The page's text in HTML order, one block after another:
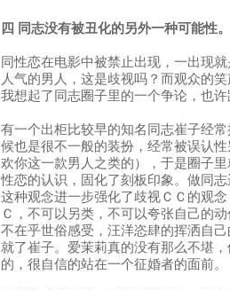
四 同志没有被丑化的另外一种可能性。
同性恋在电影中被禁止出现，一出现
人气的男人，这是歧视吗？而观众的
我想起了同志圈子里的一个争论，也
有一个出柜比较早的知名同志崔子经
候也是很不一般的装扮，经常被误认
欢你这一款男人之类的），于是圈子
性恋的认识，固化了刻板印象。做同
这种观念进一步强化了歧视ＣＣ的观
Ｃ，不可以另类，不可以夸张自己的
不在乎世俗感受，汪洋恣肆的挥洒自
就了崔子。爱茉莉真的没有那么不堪
的，很自信的站在一个征婚者的面前。